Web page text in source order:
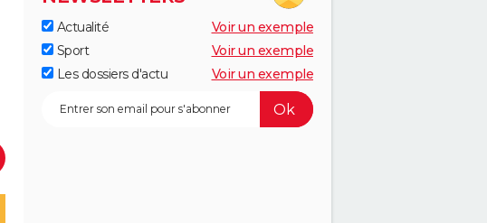
Actualité
Voir un exemple
Sport
Voir un exemple
Les dossiers d'actu
Voir un exemple